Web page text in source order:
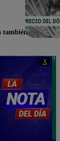
X
también en
Teléfono: 219
Av. San
Felipe 968
Jesús María